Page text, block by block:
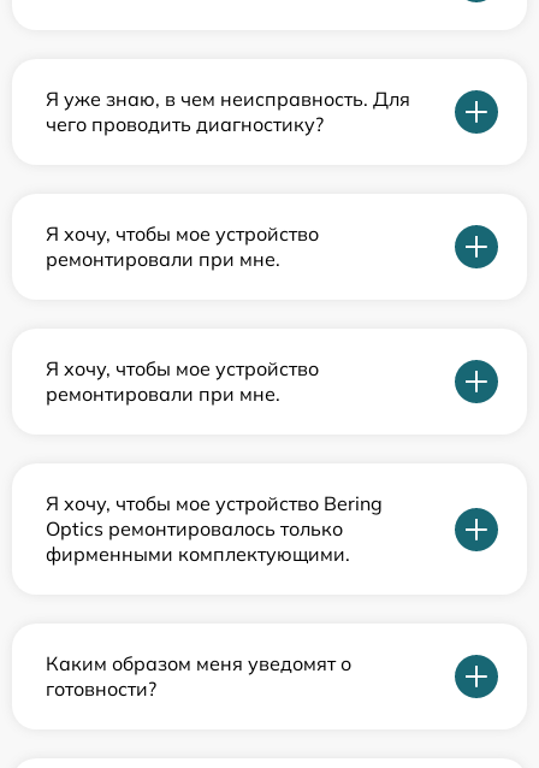
Я уже знаю, в чем неисправность. Для
чего проводить диагностику?
Я хочу, чтобы мое устройство
ремонтировали при мне.
Я хочу, чтобы мое устройство
ремонтировали при мне.
Я хочу, чтобы мое устройство Bering
Optics ремонтировалось только
фирменными комплектующими.
Каким образом меня уведомят о
готовности?